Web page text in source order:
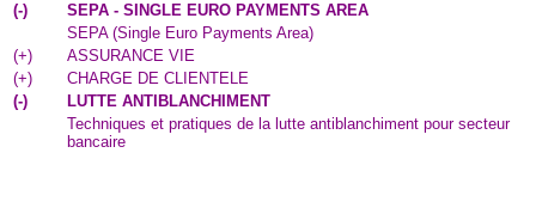
(-)
SEPA - SINGLE EURO PAYMENTS AREA
SEPA (Single Euro Payments Area)
(+)
ASSURANCE VIE
(+)
CHARGE DE CLIENTELE
(-)
LUTTE ANTIBLANCHIMENT
Techniques et pratiques de la lutte antiblanchiment pour secteur
bancaire